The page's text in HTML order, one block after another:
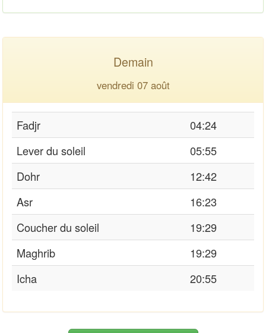
Demain
vendredi 07 août
Fadjr
04:24
Lever du soleil
05:55
Dohr
12:42
Asr
16:23
Coucher du soleil
19:29
Maghrib
19:29
Icha
20:55